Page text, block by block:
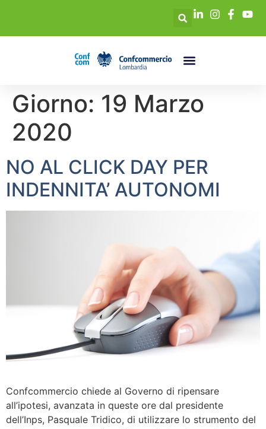
Giorno: 19 Marzo
2020
NO AL CLICK DAY PER
INDENNITA’ AUTONOMI
Confcommercio chiede al Governo di ripensare
all’ipotesi, avanzata in queste ore dal presidente
dell’Inps, Pasquale Tridico, di utilizzare lo strumento del